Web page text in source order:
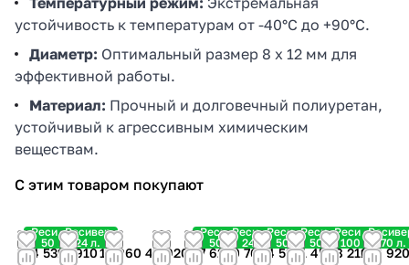
устойчивость к температурам от -40°C до +90°C.
Диаметр: Оптимальный размер 8 x 12 мм для
эффективной работы.
Материал: Прочный и долговечный полиуретан,
устойчивый к агрессивным химическим
веществам.
С этим товаром покупают
Ресивер
50 л.
24 530
Ресивер
24 л.
13 91015 060 49 920
Ресивер
50 л.
17 622
Ресивер
24 л.
20 760
Ресивер
50 л.
24 530
Ресивер
50 л.
31 450
Ресивер
100 л.
68 210
270 л.
126 920